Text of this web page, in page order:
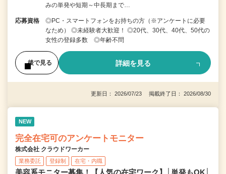
みの単発や短期～中長期まで…
応募資格
◎PC・スマートフォンをお持ちの方（※アンケートに必要
なため） ◎未経験者大歓迎！ ◎20代、30代、40代、50代の
女性の登録多数 ◎年齢不問
後で見る 詳細を見る
更新日： 2026/07/23 掲載終了日： 2026/08/30
NEW
完全在宅可のアンケートモニター
株式会社 クラウドワーカー
業務委託 登録制 在宅・内職